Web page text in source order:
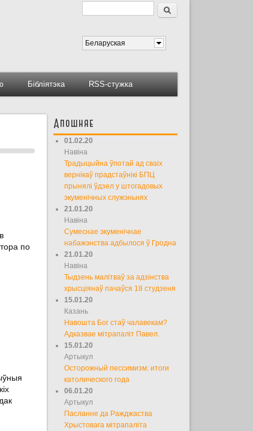
Форма пошуку
Пошук
Беларуская
Бібліятэка RSS-стужка
по
Апошняе
01.02.20
Навіна
Традыцыйна ўпотай ад сваіх
вернікаў прадстаўнікі БПЦ
прынялі ўдзел у штогадовых
экуменічных служэньнях
21.01.20
Навіна
Сумеснае экуменічнае
набажэнства адбылося ў Гродна
21.01.20
Навіна
Тыдзень малітваў за адзінства
хрысціянаў пачаўся 18 студзеня
15.01.20
Казань
Навошта Бог стаў чалавекам?
Адказвае мітрапаліт Павел.
15.01.20
Артыкул
Осторожный пессимизм: итоги
католического года
06.01.20
Артыкул
Пасланне да Ражджаства
Хрыстовага мітрапаліта